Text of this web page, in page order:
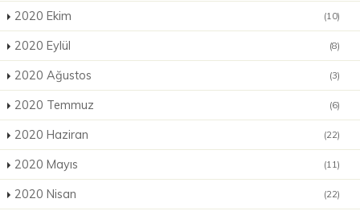
2020 Ekim (10)
2020 Eylül (8)
2020 Ağustos (3)
2020 Temmuz (6)
2020 Haziran (22)
2020 Mayıs (11)
2020 Nisan (22)